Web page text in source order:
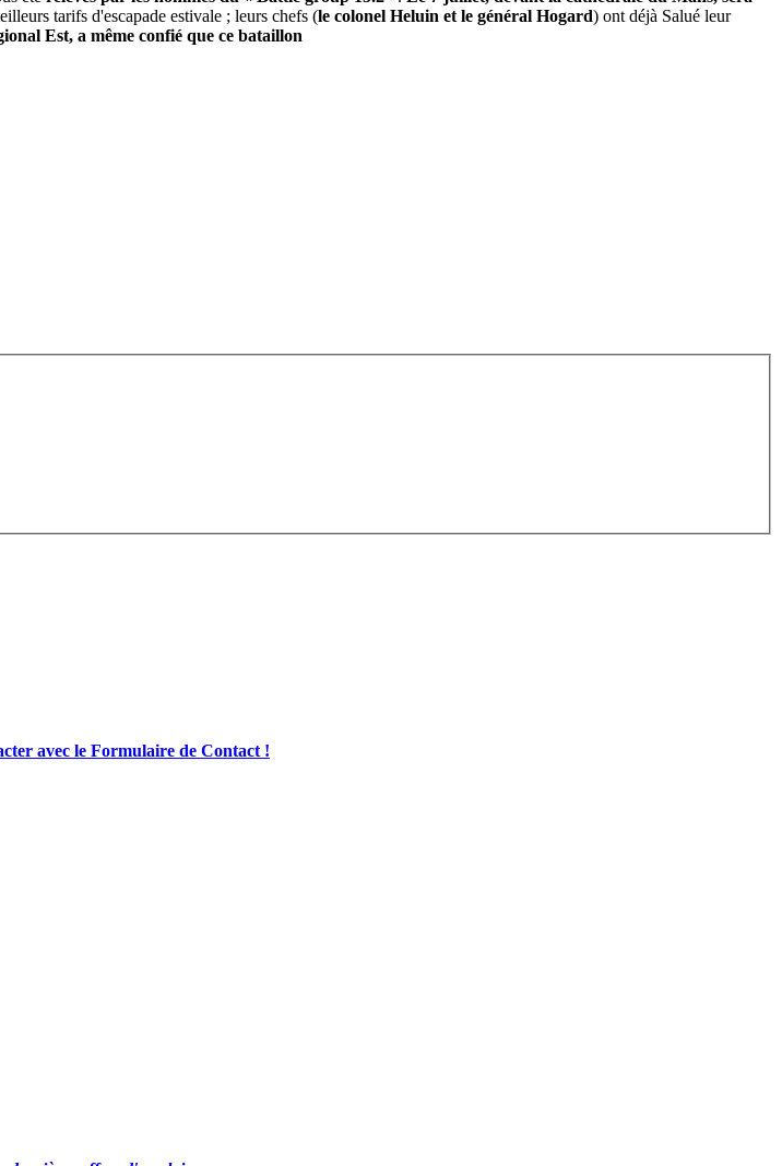
tarifs d'escapade estivale ; leurs chefs (le colonel Heluin et le général Hogard) ont déjà Salué leur
Est, a même confié que ce bataillon
avec le Formulaire de Contact !